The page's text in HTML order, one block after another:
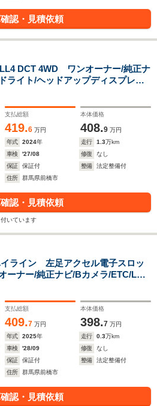
認・見積依頼
DCT 4WD ワンオーナー/純正ナ
ライト/ヘッドアップディスプレイ/
ール/ブラインドスポットモニター/
ヒーター/パワーバックドア/スマ
支払総額
419.6 万円
本体価格
408.9 万円
年式
2024年 走行 1.3万km
車検
'27/08 修復
なし
保証
保証付 整備
法定整備付
住所
群馬県前橋市
認・見積依頼
いています
ライン 左足アクセル電子スロッ
ーナー/純正ナビ/Bカメラ/ETC/LED
ピット/パドルシフト/アクティブ
害物センサー/スマートキー/キー
支払総額
409.7 万円
本体価格
398.7 万円
年式
2025年 走行 0.3万km
車検
'28/09 修復
なし
保証
保証付 整備
法定整備付
住所
群馬県前橋市
認・見積依頼